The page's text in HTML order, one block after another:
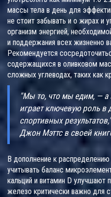
массы тела в день для
не стоит забывать и о жирах и
организм энергией,
и поддержания всех жизненно
Рекомендуется
содержащихся в оливковом
сложных углеводах, таких как
"Мы то, что мы едим, — а
играет ключевую роль
спортивных
Джон Мэттс в своей
В дополнение к
учитывать баланс
кальций и витамин D улучшают
железо критически важно для